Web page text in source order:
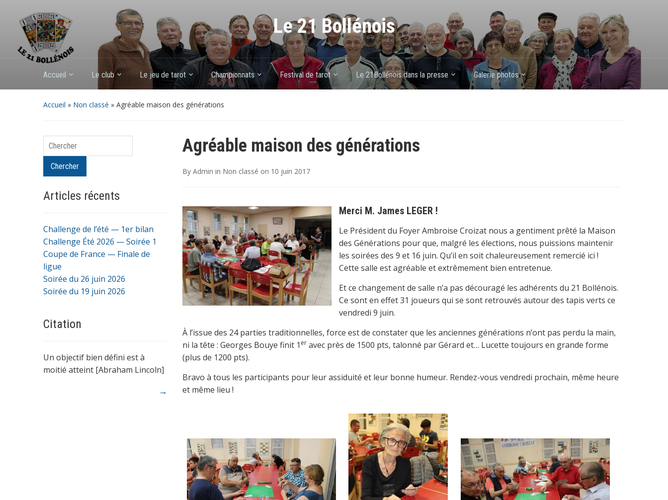
Le 21 Bollénois
Accueil Le club Le jeu de tarot Championnats Festival de tarot Le 21Bollénois dans la presse Galerie photos
Accueil » Non classé » Agréable maison des générations
Chercher
Chercher
Articles récents
Challenge de l’été — 1er bilan
Challenge Été 2026 — Soirée 1
Coupe de France — Finale de
ligue
Soirée du 26 juin 2026
Soirée du 19 juin 2026
Citation
Un objectif bien défini est à
moitié atteint [Abraham Lincoln]
→
Agréable maison des générations
By Admin in Non classé on 10 juin 2017
Merci M. James LEGER !
Le Président du Foyer Ambroise Croizat nous a gentiment prêté la Maison
des Générations pour que, malgré les élections, nous puissions maintenir
les soirées des 9 et 16 juin. Qu’il en soit chaleureusement remercié ici !
Cette salle est agréable et extrêmement bien entretenue.
Et ce changement de salle n’a pas découragé les adhérents du 21 Bollénois.
Ce sont en effet 31 joueurs qui se sont retrouvés autour des tapis verts ce
vendredi 9 juin.
À l’issue des 24 parties traditionnelles, force est de constater que les anciennes générations n’ont pas perdu la main,
ni la tête : Georges Bouye finit 1 er avec près de 1500 pts, talonné par Gérard et… Lucette toujours en grande forme
(plus de 1200 pts).
Bravo à tous les participants pour leur assiduité et leur bonne humeur. Rendez-vous vendredi prochain, même heure
et même lieu !